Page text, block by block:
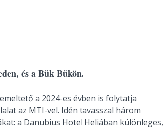
és a Bük Bükön.
a 2024-es évben is folytatja
az MTI-vel. Idén tavasszal három
a Danubius Hotel Heliában különleges,